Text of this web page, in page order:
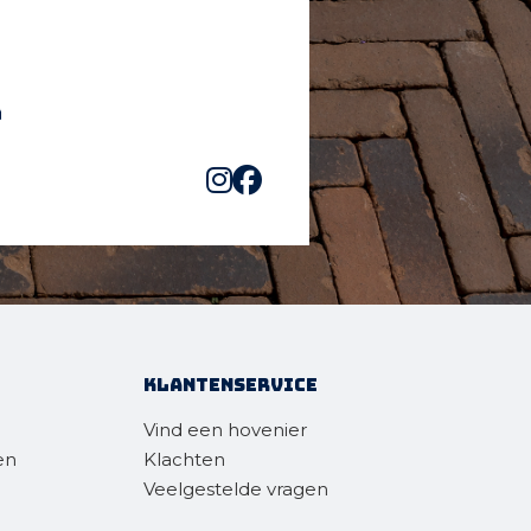
Klantenservice
Vind een hovenier
Klachten
Veelgestelde vragen